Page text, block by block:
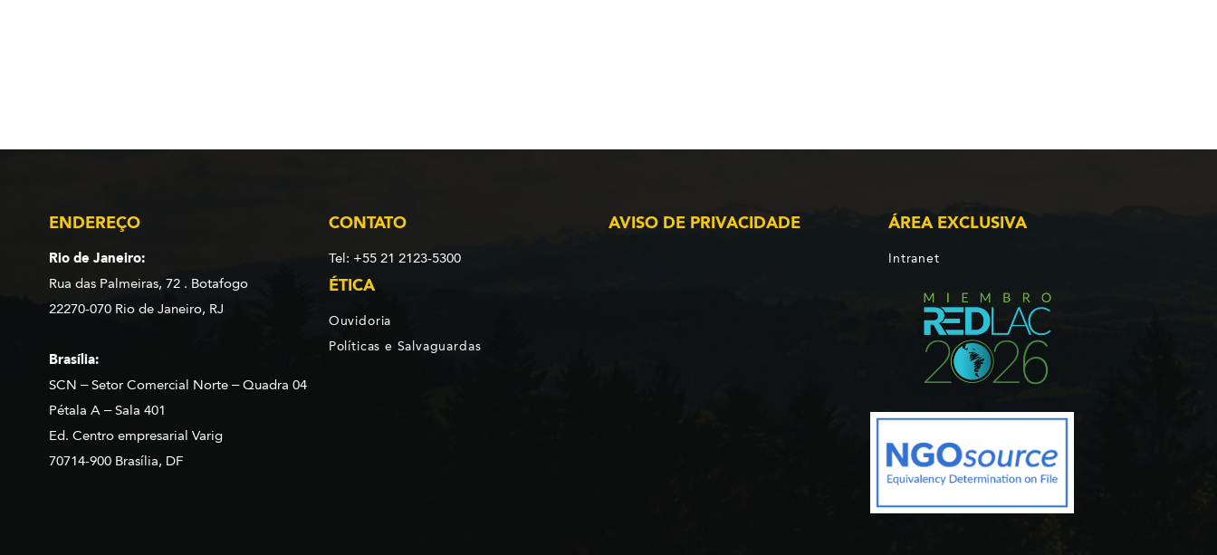
ENDEREÇO
Rio de Janeiro:
Rua das Palmeiras, 72 . Botafogo
22270-070 Rio de Janeiro, RJ
Brasília:
SCN – Setor Comercial Norte – Quadra 04
Pétala A – Sala 401
Ed. Centro empresarial Varig
70714-900 Brasília, DF
CONTATO
Tel: +55 21 2123-5300
AVISO DE PRIVACIDADE ÁREA EXCLUSIVA
Intranet
ÉTICA
Ouvidoria
Políticas e Salvaguardas